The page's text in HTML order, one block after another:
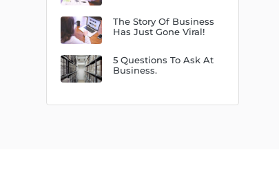
The Story Of Business
Has Just Gone Viral!
5 Questions To Ask At
Business.